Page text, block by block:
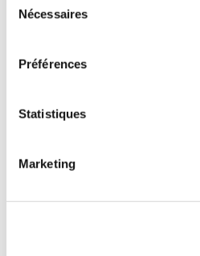
Nécessaires
Préférences
Statistiques
Marketing